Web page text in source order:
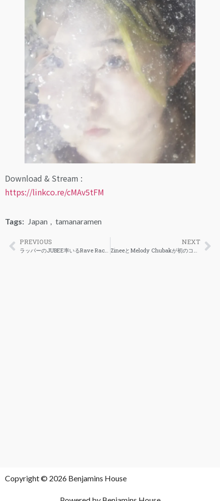
Download & Stream :
https://linkco.re/cMAv5tFM
Tags: Japan , tamanaramen
PREVIOUS
ラッパーのJUBEE率いるRave RacersによるEP第二弾がリリース
NEXT
ZineeとMelody Chubakが初のコラボ楽曲をリリース
Copyright © 2026 Benjamins House